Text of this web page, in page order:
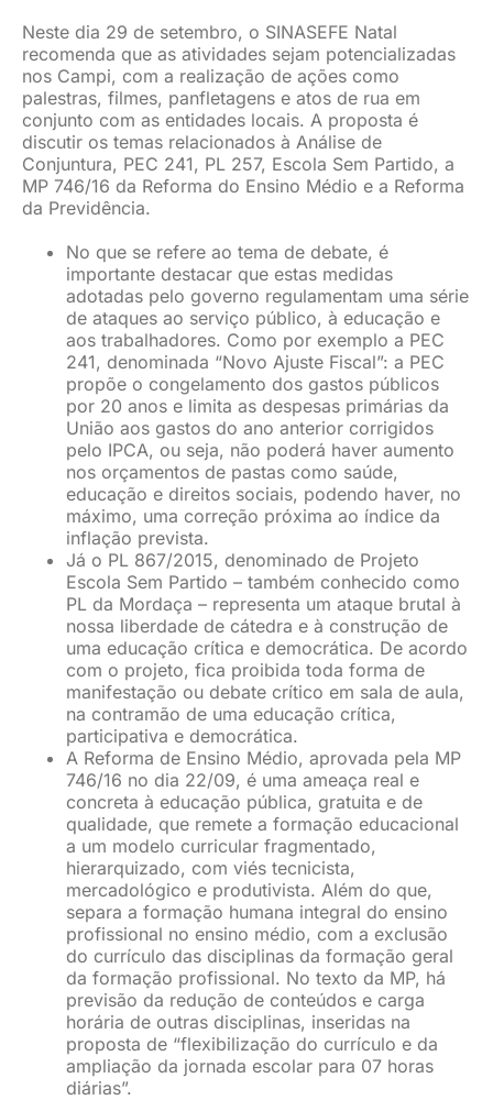
Neste dia 29 de setembro, o SINASEFE Natal
recomenda que as atividades sejam potencializadas
nos Campi, com a realização de ações como
palestras, filmes, panfletagens e atos de rua em
conjunto com as entidades locais. A proposta é
discutir os temas relacionados à Análise de
Conjuntura, PEC 241, PL 257, Escola Sem Partido, a
MP 746/16 da Reforma do Ensino Médio e a Reforma
da Previdência.
No que se refere ao tema de debate, é
importante destacar que estas medidas
adotadas pelo governo regulamentam uma série
de ataques ao serviço público, à educação e
aos trabalhadores. Como por exemplo a PEC
241, denominada “Novo Ajuste Fiscal”: a PEC
propõe o congelamento dos gastos públicos
por 20 anos e limita as despesas primárias da
União aos gastos do ano anterior corrigidos
pelo IPCA, ou seja, não poderá haver aumento
nos orçamentos de pastas como saúde,
educação e direitos sociais, podendo haver, no
máximo, uma correção próxima ao índice da
inflação prevista.
Já o PL 867/2015, denominado de Projeto
Escola Sem Partido – também conhecido como
PL da Mordaça – representa um ataque brutal à
nossa liberdade de cátedra e à construção de
uma educação crítica e democrática. De acordo
com o projeto, fica proibida toda forma de
manifestação ou debate crítico em sala de aula,
na contramão de uma educação crítica,
participativa e democrática.
A Reforma de Ensino Médio, aprovada pela MP
746/16 no dia 22/09, é uma ameaça real e
concreta à educação pública, gratuita e de
qualidade, que remete a formação educacional
a um modelo curricular fragmentado,
hierarquizado, com viés tecnicista,
mercadológico e produtivista. Além do que,
separa a formação humana integral do ensino
profissional no ensino médio, com a exclusão
do currículo das disciplinas da formação geral
da formação profissional. No texto da MP, há
previsão da redução de conteúdos e carga
horária de outras disciplinas, inseridas na
proposta de “flexibilização do currículo e da
ampliação da jornada escolar para 07 horas
diárias”.